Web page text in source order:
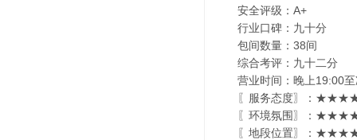
安全评级：A+
行业口碑：九十分
包间数量：38间
综合考评：九十二分
营业时间：晚上19:00
〖服务态度〗：
〖环境氛围〗：
〖地段位置〗：